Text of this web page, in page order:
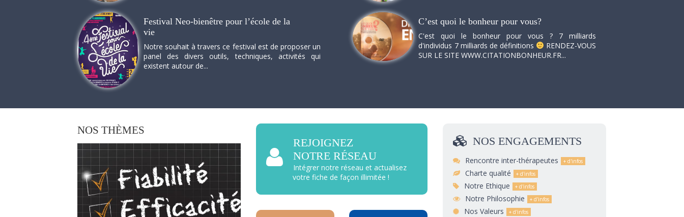
Festival Neo-bienêtre pour l’école de la
vie
Notre souhait à travers ce festival est de proposer un
panel des divers outils, techniques, activités qui
existent autour de...
C’est quoi le bonheur pour vous?
C'est quoi le bonheur pour vous ? 7 milliards
d'individus 7 milliards de définitions
RENDEZ-VOUS
SUR LE SITE WWW.CITATIONBONHEUR.FR...
NOS THÈMES
REJOIGNEZ
NOTRE RÉSEAU
Intégrer notre réseau et actualisez
votre fiche de façon illimitée !
NOS ENGAGEMENTS
Rencontre inter-thérapeutes
Charte qualité
Notre Ethique
Notre Philosophie
Nos Valeurs